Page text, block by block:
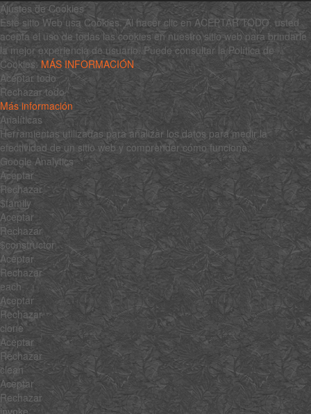
Ajustes de Cookies
Este sitio Web usa Cookies. Al hacer clic en ACEPTAR TODO, usted
acepta el uso de todas las cookies en nuestro sitio web para brindarle
la mejor experiencia de usuario. Puede consultar la Política de
Cookies: MÁS INFORMACIÓN
Aceptar todo
Rechazar todo
Más información
Analíticas
Herramientas utilizadas para analizar los datos para medir la
efectividad de un sitio web y comprender cómo funciona.
Google Analytics
Aceptar
Rechazar
$family
Aceptar
Rechazar
$constructor
Aceptar
Rechazar
each
Aceptar
Rechazar
clone
Aceptar
Rechazar
clean
Aceptar
Rechazar
invoke